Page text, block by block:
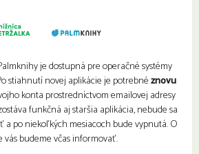
je dostupná pre operačné systémy
stiahnutí novej aplikácie je potrebnéznovu
konta prostredníctvom emailovej adresy
funkčná aj staršia aplikácia, nebude sa
po niekoľkých mesiacoch bude vypnutá. O
budeme včas informovať.